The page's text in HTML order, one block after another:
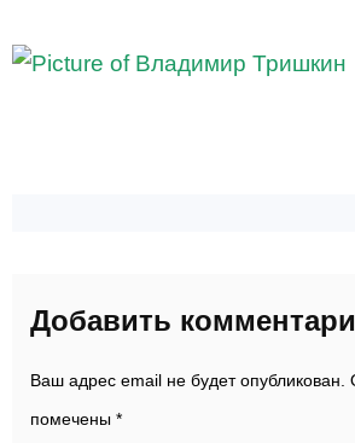
Добавить
Ваш адрес email не будет опубликован.
помечены *